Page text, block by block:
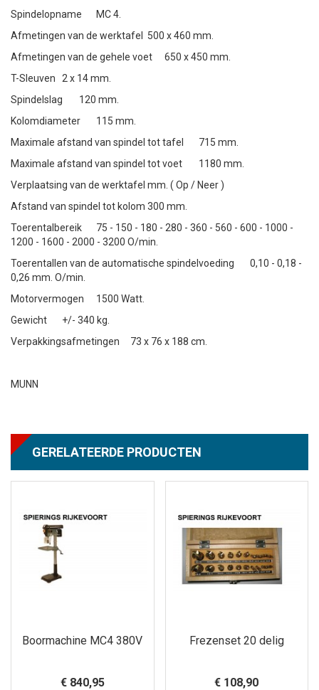
Spindelopname
MC 4.
Afmetingen van de werktafel
500 x 460 mm.
Afmetingen van de gehele voet
650 x 450 mm.
T-Sleuven
2 x 14 mm.
Spindelslag
120 mm.
Kolomdiameter
115 mm.
Maximale afstand van spindel tot tafel
715 mm.
Maximale afstand van spindel tot voet
1180 mm.
Verplaatsing van de werktafel mm. ( Op / Neer )
Afstand van spindel tot kolom 300 mm.
Toerentalbereik
75 - 150 - 180 - 280 - 360 - 560 - 600 - 1000 -
1200 - 1600 - 2000 - 3200 O/min.
Toerentallen van de automatische spindelvoeding
0,10 - 0,18 -
0,26 mm. O/min.
Motorvermogen
1500 Watt.
Gewicht
+/- 340 kg.
Verpakkingsafmetingen
73 x 76 x 188 cm.
MUNN
GERELATEERDE PRODUCTEN
Boormachine MC4 380V
€ 840,95
Frezenset 20 delig
€ 108,90